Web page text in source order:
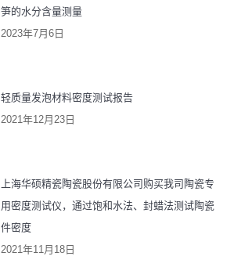
笋的水分含量测量
2023年7月6日
轻质量发泡材料密度测试报告
2021年12月23日
上海华硕精瓷陶瓷股份有限公司购买我司陶瓷专
用密度测试仪，通过饱和水法、封蜡法测试陶瓷
件密度
2021年11月18日